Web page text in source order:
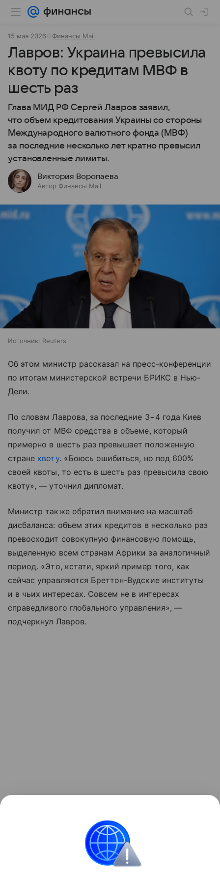
15 мая 2026 Финансы Mail
Лавров: Украина превысила
квоту по кредитам МВФ в
шесть раз
Глава МИД РФ Сергей Лавров заявил,
что объем кредитования Украины со стороны
Международного валютного фонда (МВФ)
за последние несколько лет кратно превысил
установленные лимиты.
Виктория Воропаева
Автор Финансы Mail
Источник: Reuters
Об этом министр рассказал на пресс-конференции
по итогам министерской встречи БРИКС в Нью-
Дели.
По словам Лаврова, за последние 3−4 года Киев
получил от МВФ средства в объеме, который
примерно в шесть раз превышает положенную
стране квоту. «Боюсь ошибиться, но под 600%
своей квоты, то есть в шесть раз превысила свою
квоту», — уточнил дипломат.
Министр также обратил внимание на масштаб
дисбаланса: объем этих кредитов в несколько раз
превосходит совокупную финансовую помощь,
выделенную всем странам Африки за аналогичный
период. «Это, кстати, яркий пример того, как
сейчас управляются Бреттон-Вудские институты
и в чьих интересах. Совсем не в интересах
справедливого глобального управления», —
подчеркнул Лавров.
Данная информация носит исключительно
информационный (ознакомительный) характер
и не является индивидуальной инвестиционной